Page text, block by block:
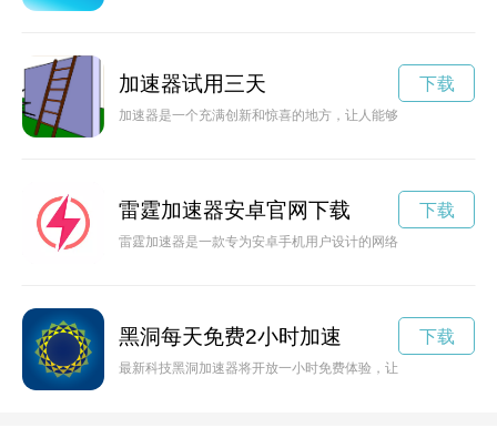
加速器试用三天
加速器是一个充满创新和惊喜的地方，让人能够深度体验科技的
下载
雷霆加速器安卓官网下载
雷霆加速器是一款专为安卓手机用户设计的网络加速工具，能
下载
黑洞每天免费2小时加速
最新科技黑洞加速器将开放一小时免费体验，让人们身临其境感
下载